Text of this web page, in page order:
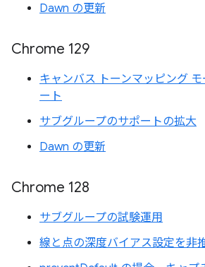
Dawn の更新
Chrome 129
キャンバス トーンマッピング
ート
サブグループのサポートの拡大
Dawn の更新
Chrome 128
サブグループの試験運用
線と点の深度バイアス設定を非